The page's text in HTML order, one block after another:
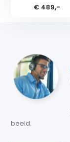
€ 489,-
beeld.